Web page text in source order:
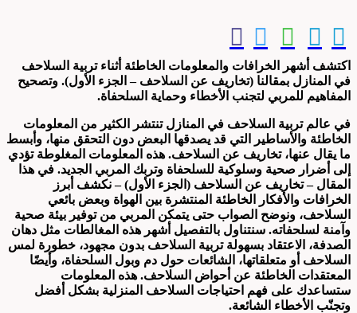
اكتشف أشهر الخرافات والمعلومات الخاطئة أثناء تربية السلاحف
في المنازل بمقالنا (تخاريف عن السلاحف – الجزء الأول). وتصحيح
المفاهيم للمربي لتجنب الأخطاء وحماية السلحفاة.
في عالم تربية السلاحف في المنازل تنتشر الكثير من المعلومات
الخاطئة والأساطير التي قد يصدقها البعض دون التحقق منها، وأبسط
ما يقال عنها، تخاريف عن السلاحف. هذه المعلومات المغلوطة تؤدي
إلى أضرار صحية وسلوكية للسلحفاة وتربك المربي الجديد. في هذا
المقال – تخاريف عن السلاحف (الجزء الأول) – نكشف أبرز
الخرافات والأفكار الخاطئة المنتشرة بين الهواة وبعض بائعي
السلاحف، ونوضح الصواب حتى يتمكن المربي من توفير بيئة صحية
وآمنة لسلحفاته. سنتناول بالتفصيل أشهر هذه المغالطات مثل دهان
الصدفة، الاعتقاد بسهولة تربية السلاحف بدون مجهود، خطورة لمس
السلاحف أو متعلقاتها، الشائعات حول دم وبول السلحفاة، وأيضًا
المعتقدات الخاطئة عن أحواض السلاحف. هذه المعلومات
ستساعدك على فهم احتياجات السلاحف المنزلية بشكل أفضل
وتجنّب الأخطاء الشائعة.